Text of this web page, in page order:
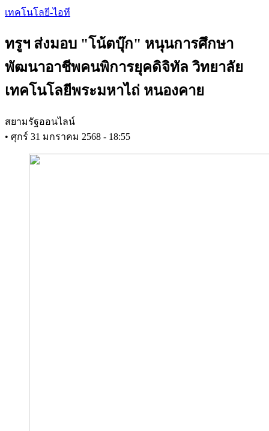
Skip
content
เทคโนโลยี-ไอที
ทรูฯ ส่งมอบ "โน้ตบุ๊ก" หนุนการศึกษา
พัฒนาอาชีพคนพิการยุคดิจิทัล วิทยาลัย
เทคโนโลยีพระมหาไถ่ หนองคาย
สยามรัฐออนไลน์
• ศุกร์ 31 มกราคม 2568 - 18:55